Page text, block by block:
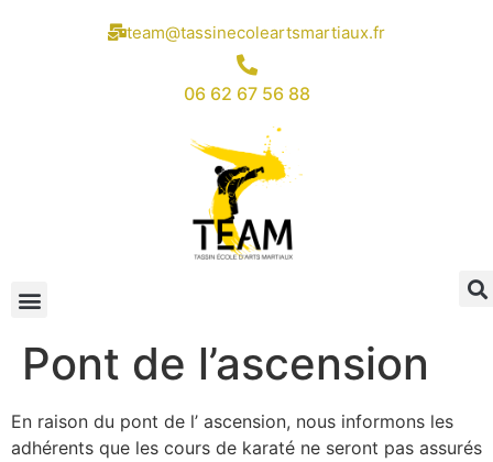
team@tassinecoleartsmartiaux.fr
06 62 67 56 88
Pont de l’ascension
En raison du pont de l’ ascension, nous informons les
adhérents que les cours de karaté ne seront pas assurés